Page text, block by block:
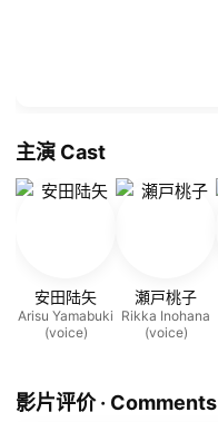
主演 Cast
安田陆矢
Arisu Yamabuki
(voice)
瀬戸桃子
Rikka Inohana
(voice)
影片评价 · Comments